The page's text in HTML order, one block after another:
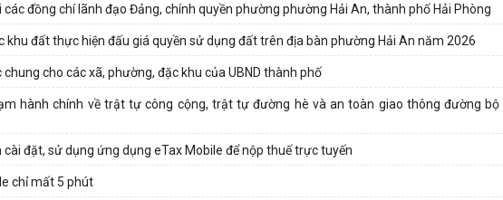
các đồng chí lãnh đạo Đảng, chính quyền phường phường Hải An, thành phố Hải Phòng
khu đất thực hiện đấu giá quyền sử dụng đất trên địa bàn phường Hải An năm 2026
cho các xã, phường, đặc khu của UBND thành phố
hành chính về trật tự công cộng, trật tự đường hè và an toàn giao thông đường
đặt, sử dụng ứng dụng eTax Mobile để nộp thuế trực tuyến
chỉ mất 5 phút